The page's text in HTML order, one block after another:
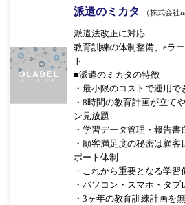
派遣のミカタ （株式会社
派遣法改正に対応
教育訓練の体制整備、eラ
ト
■派遣のミカタの特徴
・最小限のコストで運用で
・8時間の教育計画が立て
ン見放題
・学習データ管理・報告
・顧客満足度の秘密は顧
ポート体制
・これから重要となる学
・パソコン・スマホ・タ
・3ヶ年の教育訓練計画を